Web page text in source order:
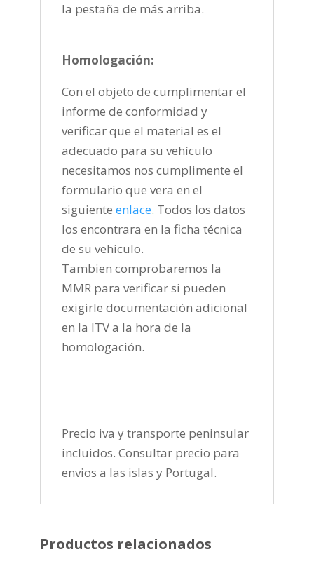
la pestaña de más arriba.
Homologación:
Con el objeto de cumplimentar el
informe de conformidad y
verificar que el material es el
adecuado para su vehículo
necesitamos nos cumplimente el
formulario que vera en el
siguiente enlace. Todos los datos
los encontrara en la ficha técnica
de su vehículo.
Tambien comprobaremos la
MMR para verificar si pueden
exigirle documentación adicional
en la ITV a la hora de la
homologación.
Precio iva y transporte peninsular
incluidos. Consultar precio para
envios a las islas y Portugal.
Productos relacionados